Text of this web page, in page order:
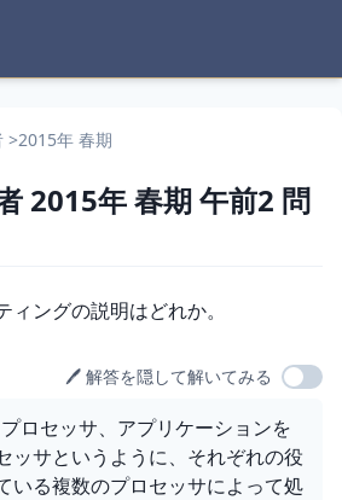
>2015年 春期
2015年 春期午前2 問
ングの説明はどれか。
🖊️ 解答を隠して解いてみる
ロセッサ、アプリケーションを
ッサというように、それぞれの役
いる複数のプロセッサによって処